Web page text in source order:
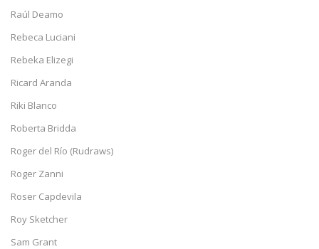
Raúl Deamo
Rebeca Luciani
Rebeka Elizegi
Ricard Aranda
Riki Blanco
Roberta Bridda
Roger del Río (Rudraws)
Roger Zanni
Roser Capdevila
Roy Sketcher
Sam Grant